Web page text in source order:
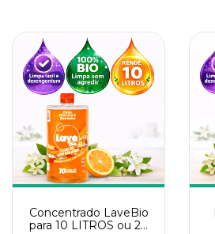
Concentrado LaveBio
para 10 LITROS ou 20